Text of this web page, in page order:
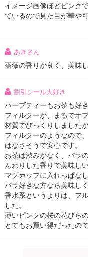
注意事項
お申込みの際は 「商
必ずご確認ください。
【キャンセルについて】
※お申込み後のキャンセ
記載されている内容を必
にご納得いただきました
※パッケージ変更や商品
の掲載画像や画像内のバ
イメージ画像ほどピンク
ているので見た目が華や
あきさん
薔薇の香りが良く、美味
割引シール大好き
ハーブティーもお茶も好
フィルターが、まるでオ
材質でびっくりしました
フィルターのようなので
はなさそうで安心です。
お茶は渋みがなく、バラ
んわりした香りで美味しい
マグカップに入れっぱな
バラ好きな方なら美味し
香水系というよりは、フ
した。
薄いピンクの桜の花びら
とてもお買い得だったの